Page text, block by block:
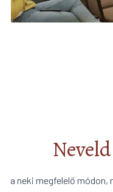
a neki megfelelő módon,